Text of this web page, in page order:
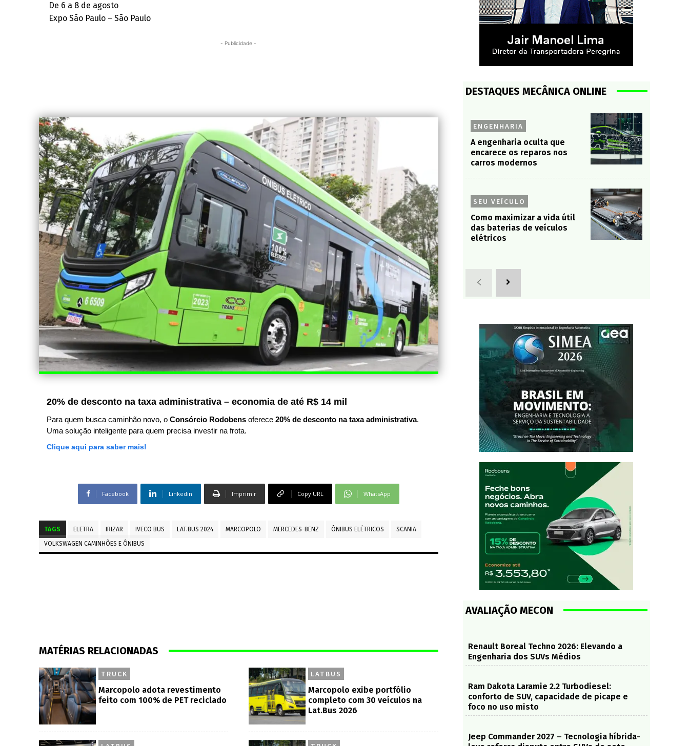
De 6 a 8 de agosto
Expo São Paulo – São Paulo
- Publicidade -
20% de desconto na taxa administrativa – economia de até R$ 14 mil
Para quem busca caminhão novo, o Consórcio Rodobens oferece 20% de desconto na taxa administrativa.
Uma solução inteligente para quem precisa investir na frota.
Clique aqui para saber mais!
Facebook Linkedin Imprimir Copy URL WhatsApp
TAGS ELETRA IRIZAR IVECO BUS LAT.BUS 2024 MARCOPOLO MERCEDES-BENZ ÔNIBUS ELÉTRICOS
SCANIA
VOLKSWAGEN CAMINHÕES E ÔNIBUS
MATÉRIAS RELACIONADAS
TRUCK
Marcopolo adota revestimento
feito com 100% de PET reciclado
LATBUS
Marcopolo exibe portfólio
completo com 30 veículos na
Lat.Bus 2026
DESTAQUES MECÂNICA ONLINE
ENGENHARIA
A engenharia oculta que
encarece os reparos nos
carros modernos
SEU VEÍCULO
Como maximizar a vida útil
das baterias de veículos
elétricos
AVALIAÇÃO MECON
Renault Boreal Techno 2026: Elevando a
Engenharia dos SUVs Médios
Ram Dakota Laramie 2.2 Turbodiesel:
conforto de SUV, capacidade de picape e
foco no uso misto
Jeep Commander 2027 – Tecnologia híbrida-